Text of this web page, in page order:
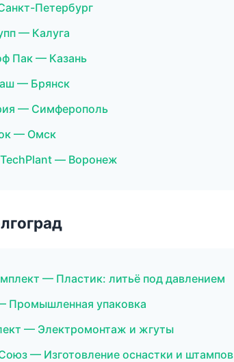
Петербург
— Калуга
Пак — Казань
— Брянск
— Симферополь
— Омск
— Воронеж
— Пластик: литьё под давлением
Промышленная упаковка
— Электромонтаж и жгуты
— Изготовление оснастки и штампов